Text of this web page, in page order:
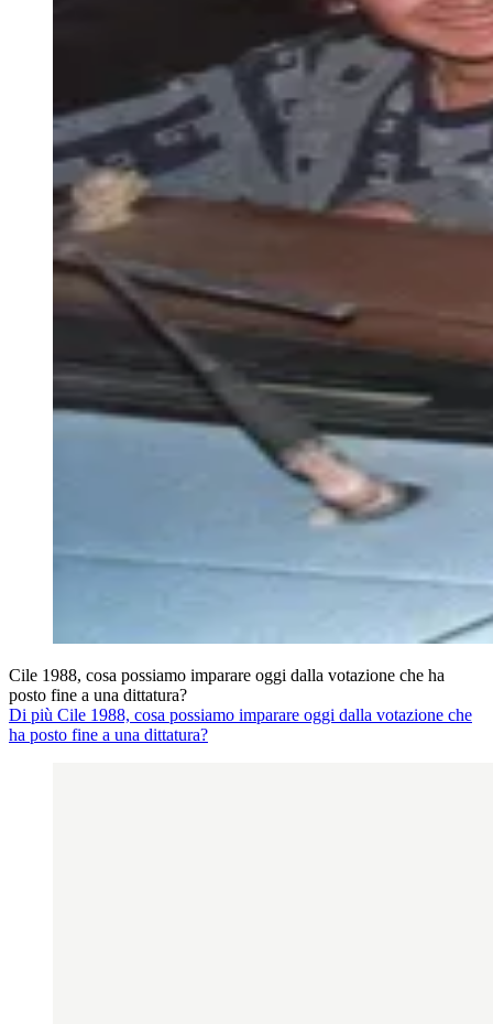
Cile 1988, cosa possiamo imparare oggi dalla votazione che ha
posto fine a una dittatura?
Di più Cile 1988, cosa possiamo imparare oggi dalla votazione che
ha posto fine a una dittatura?